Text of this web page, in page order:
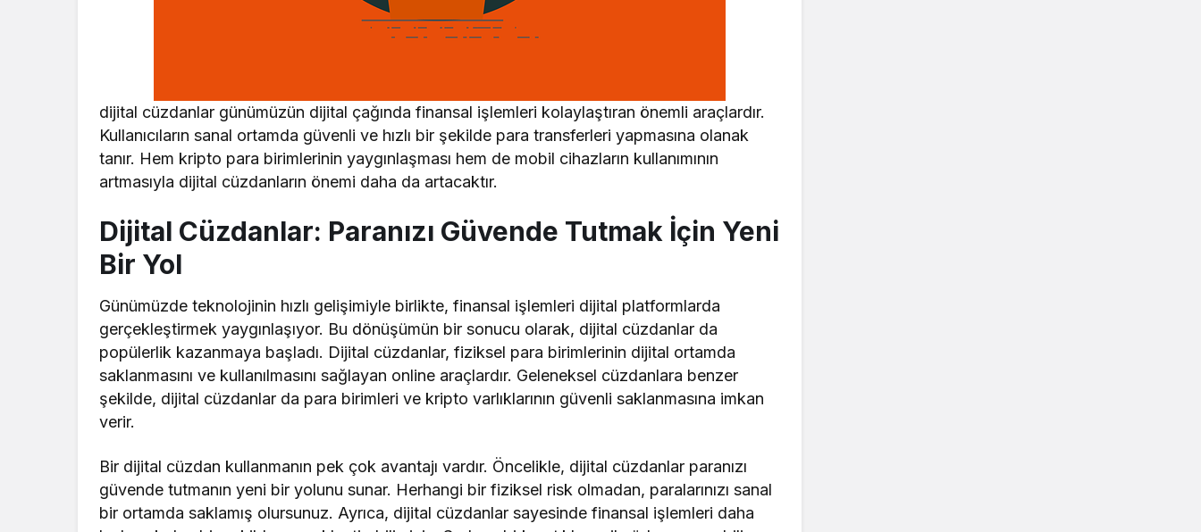
dijital cüzdanlar günümüzün dijital çağında finansal işlemleri kolaylaştıran önemli araçlardır.
Kullanıcıların sanal ortamda güvenli ve hızlı bir şekilde para transferleri yapmasına olanak
tanır. Hem kripto para birimlerinin yaygınlaşması hem de mobil cihazların kullanımının
artmasıyla dijital cüzdanların önemi daha da artacaktır.
Dijital Cüzdanlar: Paranızı Güvende Tutmak İçin Yeni
Bir Yol
Günümüzde teknolojinin hızlı gelişimiyle birlikte, finansal işlemleri dijital platformlarda
gerçekleştirmek yaygınlaşıyor. Bu dönüşümün bir sonucu olarak, dijital cüzdanlar da
popülerlik kazanmaya başladı. Dijital cüzdanlar, fiziksel para birimlerinin dijital ortamda
saklanmasını ve kullanılmasını sağlayan online araçlardır. Geleneksel cüzdanlara benzer
şekilde, dijital cüzdanlar da para birimleri ve kripto varlıklarının güvenli saklanmasına imkan
verir.
Bir dijital cüzdan kullanmanın pek çok avantajı vardır. Öncelikle, dijital cüzdanlar paranızı
güvende tutmanın yeni bir yolunu sunar. Herhangi bir fiziksel risk olmadan, paralarınızı sanal
bir ortamda saklamış olursunuz. Ayrıca, dijital cüzdanlar sayesinde finansal işlemleri daha